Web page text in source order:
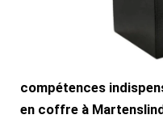
compétences
en coffre à